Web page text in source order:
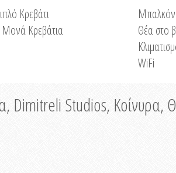
Κρεβάτι
Μονά Κρεβάτια
Θέα στο
WiFi
Dimitreli Studios, Κοίνυρα,